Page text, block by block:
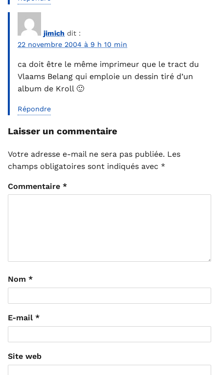
jimich dit :
22 novembre 2004 à 9 h 10 min
ca doit être le même imprimeur que le tract du
Vlaams Belang qui emploie un dessin tiré d’un
album de Kroll 🙂
Répondre
Laisser un commentaire
Votre adresse e-mail ne sera pas publiée. Les
champs obligatoires sont indiqués avec *
Commentaire *
Nom *
E-mail *
Site web